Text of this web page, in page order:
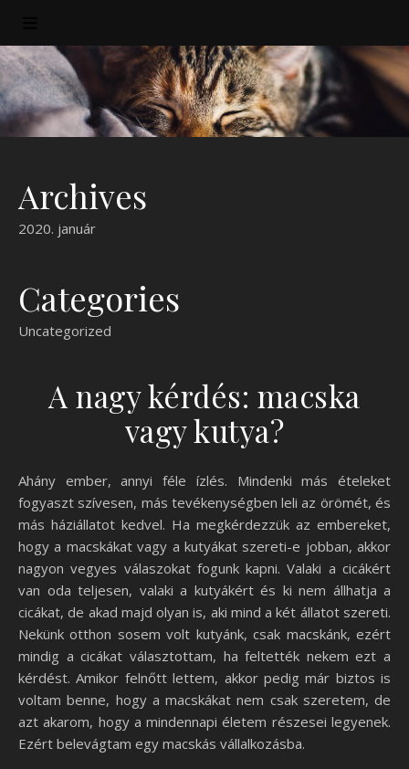
Archives
2020. január
Categories
Uncategorized
A nagy kérdés: macska
vagy kutya?
Ahány ember, annyi féle ízlés. Mindenki más ételeket
fogyaszt szívesen, más tevékenységben leli az örömét, és
más háziállatot kedvel. Ha megkérdezzük az embereket,
hogy a macskákat vagy a kutyákat szereti-e jobban, akkor
nagyon vegyes válaszokat fogunk kapni. Valaki a cicákért
van oda teljesen, valaki a kutyákért és ki nem állhatja a
cicákat, de akad majd olyan is, aki mind a két állatot szereti.
Nekünk otthon sosem volt kutyánk, csak macskánk, ezért
mindig a cicákat választottam, ha feltették nekem ezt a
kérdést. Amikor felnőtt lettem, akkor pedig már biztos is
voltam benne, hogy a macskákat nem csak szeretem, de
azt akarom, hogy a mindennapi életem részesei legyenek.
Ezért belevágtam egy macskás vállalkozásba.